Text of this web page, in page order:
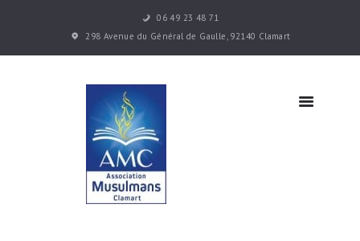
06 49 23 48 71
298 Avenue du Général de Gaulle, 92140 Clamart
Accueil
Les cours
pratiques
Actualités
Contacts